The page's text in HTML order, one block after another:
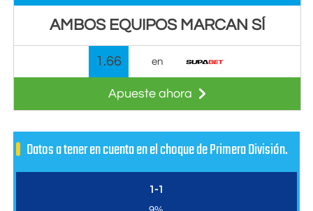
AMBOS EQUIPOS MARCAN SÍ
1.66 en
Apueste ahora
Datos a tener en cuenta en el choque de Primera División.
1-1